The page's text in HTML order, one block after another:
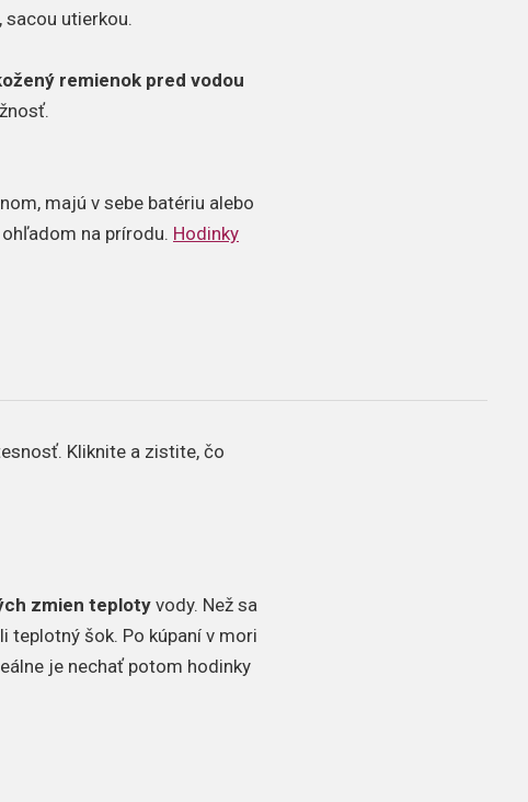
sacou utierkou.
remienok pred vodou
majú v sebe batériu alebo
na prírodu. Hodinky
Kliknite a zistite, čo
zmien teploty vody. Než sa
teplotný šok. Po kúpaní v mori
je nechať potom hodinky